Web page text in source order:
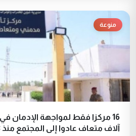
منوعة
آلاف متعاف عادوا إلى المجتمع منذ 2023